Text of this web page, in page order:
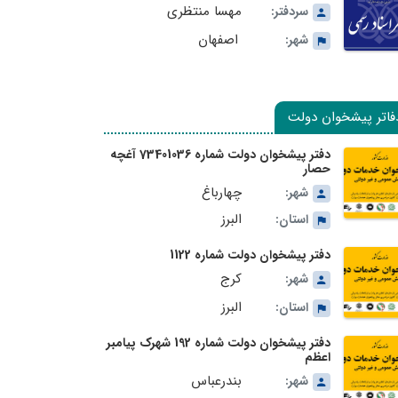
سردفتر: مهسا منتظری
شهر: اصفهان
پیشخوان دولت
دفتر پیشخوان دولت شماره 73401036 آغچه
حصار
شهر:
چهارباغ
استان: البرز
دفتر پیشخوان دولت شماره 1122
شهر:
کرج
استان: البرز
دفتر پیشخوان دولت شماره 192 شهرک پیامبر
اعظم
شهر:
بندرعباس